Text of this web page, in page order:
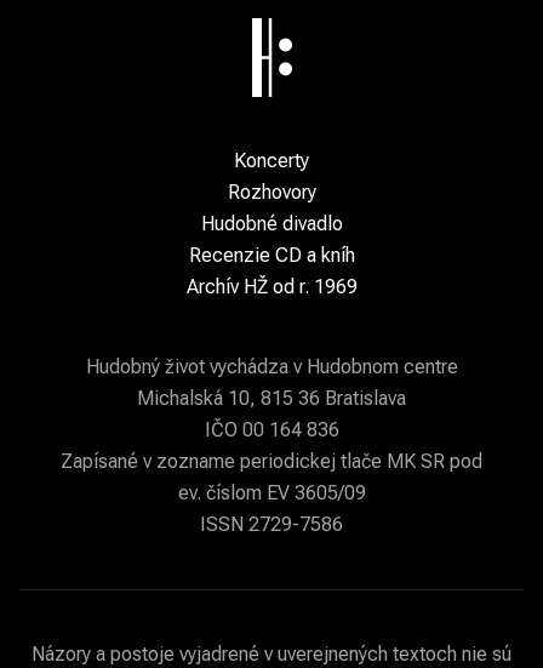
Koncerty
Rozhovory
Hudobné divadlo
Recenzie CD a kníh
Archív HŽ od r. 1969
Hudobný život vychádza v Hudobnom centre
Michalská 10, 815 36 Bratislava
IČO 00 164 836
Zapísané v zozname periodickej tlače MK SR pod
ev. číslom EV 3605/09
ISSN 2729-7586
Názory a postoje vyjadrené v uverejnených textoch nie sú